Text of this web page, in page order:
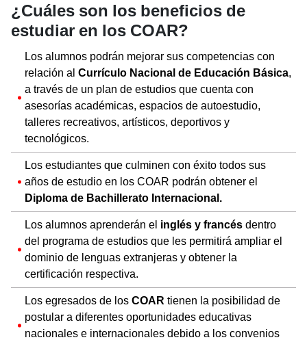
¿Cuáles son los beneficios de
estudiar en los COAR?
Los alumnos podrán mejorar sus competencias con
relación al Currículo Nacional de Educación Básica,
a través de un plan de estudios que cuenta con
asesorías académicas, espacios de autoestudio,
talleres recreativos, artísticos, deportivos y
tecnológicos.
Los estudiantes que culminen con éxito todos sus
años de estudio en los COAR podrán obtener el
Diploma de Bachillerato Internacional.
Los alumnos aprenderán el inglés y francés dentro
del programa de estudios que les permitirá ampliar el
dominio de lenguas extranjeras y obtener la
certificación respectiva.
Los egresados de los COAR tienen la posibilidad de
postular a diferentes oportunidades educativas
nacionales e internacionales debido a los convenios